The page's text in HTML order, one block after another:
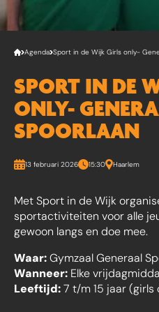
Agenda Sport in de Wijk Girls only-
SPORT IN DE
ONLY-
SPOORLAAN
13 februari 2026 15:30 Haarlem
Met Sport in de Wijk
sportactiviteiten voor alle
gewoon langs en doe mee.
Waar:Gymzaal Generaal
Wanneer: Elke
Leeftijd:7 t/m 15 jaar (girls